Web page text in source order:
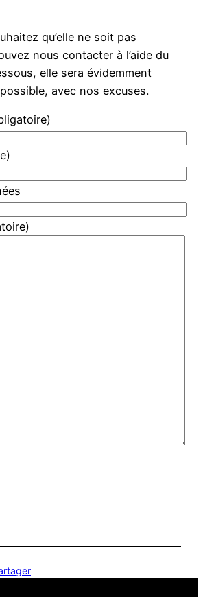
qu’elle ne soit pas
nous contacter à l’aide du
elle sera évidemment
avec nos excuses.